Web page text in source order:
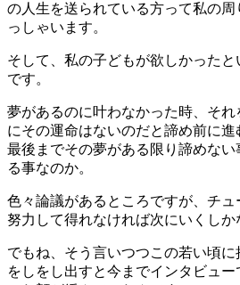
の人生を送られている方って私の周
っしゃいます。
そして、私の子どもが欲しかった
です。
夢があるのに叶わなかった時、それ
にその運命はないのだと諦め前に進
最後までその夢がある限り諦めない
る事なのか。
色々論議があるところですが、チュ
努力して得れなければ次にいくしか
でもね、そう言いつつこの若い頃
をしをし出すと今までインタビュー